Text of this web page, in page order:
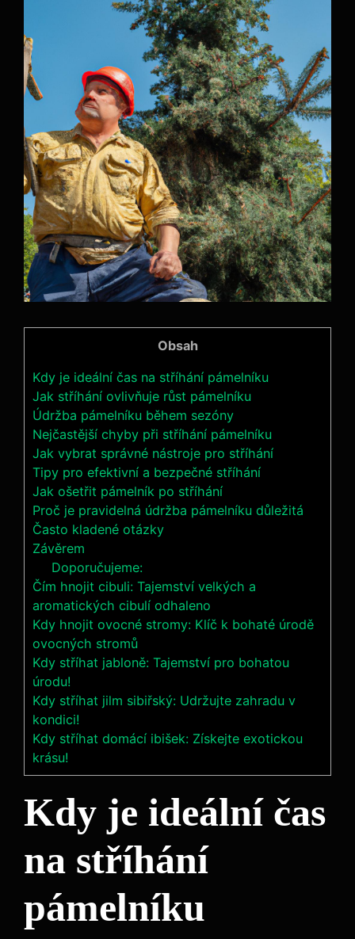
Obsah
Kdy je ideální čas na stříhání pámelníku
Jak stříhání ovlivňuje růst pámelníku
Údržba pámelníku během sezóny
Nejčastější chyby při stříhání pámelníku
Jak vybrat správné nástroje pro stříhání
Tipy pro efektivní a bezpečné stříhání
Jak ošetřit pámelník po stříhání
Proč je pravidelná údržba pámelníku důležitá
Často kladené otázky
Závěrem
Doporučujeme:
Čím hnojit cibuli: Tajemství velkých a
aromatických cibulí odhaleno
Kdy hnojit ovocné stromy: Klíč k bohaté úrodě
ovocných stromů
Kdy stříhat jabloně: Tajemství pro bohatou
úrodu!
Kdy stříhat jilm sibiřský: Udržujte zahradu v
kondici!
Kdy stříhat domácí ibišek: Získejte exotickou
krásu!
Kdy je ideální čas
na stříhání
pámelníku